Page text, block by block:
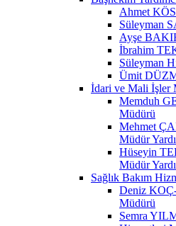
Ahmet
Süleyman
Ayşe
İbrahim
Süleyman
Ümit
İdari ve Mali İşler
Memduh
Müdürü
Mehmet
Müdür
Hüseyin
Müdür
Sağlık Bakım
Deniz
Müdürü
Semra